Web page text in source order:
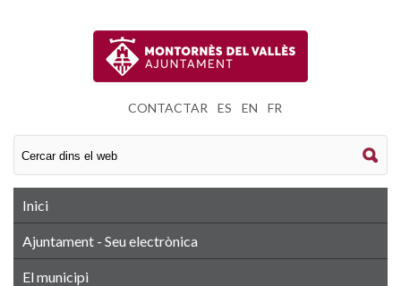
CONTACTAR ES EN FR
Inici
Ajuntament - Seu electrònica
El municipi